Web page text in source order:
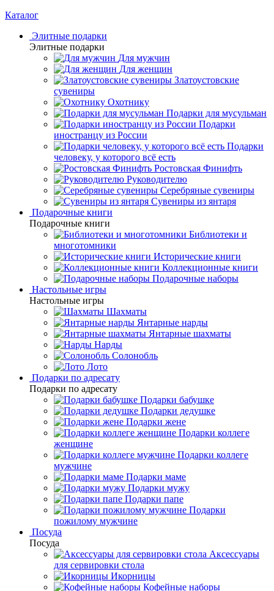
Каталог
Элитные подарки
Элитные подарки
Для мужчин
Для женщин
Златоустовские
сувениры
Охотнику
Подарки для мусульман
Подарки
иностранцу из России
Подарки
человеку, у которого всё есть
Ростовская Финифть
Руководителю
Серебряные сувениры
Сувениры из янтаря
Подарочные книги
Подарочные книги
Библиотеки и
многотомники
Исторические книги
Коллекционные книги
Подарочные наборы
Настольные игры
Настольные игры
Шахматы
Янтарные нарды
Янтарные шахматы
Нарды
Солонобль
Лото
Подарки по адресату
Подарки по адресату
Подарки бабушке
Подарки дедушке
Подарки жене
Подарки коллеге
женщине
Подарки коллеге
мужчине
Подарки маме
Подарки мужу
Подарки папе
Подарки
пожилому мужчине
Посуда
Посуда
Аксессуары
для сервировки стола
Икорницы
Кофейные наборы